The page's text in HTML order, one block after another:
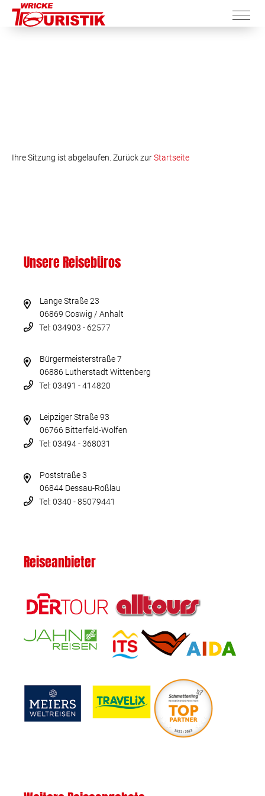
Ihre Sitzung ist abgelaufen. Zurück zurStartseite
Unsere Reisebüros
Lange Straße 23
06869 Coswig / Anhalt
Tel: 034903 - 62577
Bürgermeisterstraße 7
06886 Lutherstadt Wittenberg
Tel: 03491 - 414820
Leipziger Straße 93
06766 Bitterfeld-Wolfen
Tel: 03494 - 368031
Poststraße 3
06844 Dessau-Roßlau
Tel: 0340 - 85079441
Reiseanbieter